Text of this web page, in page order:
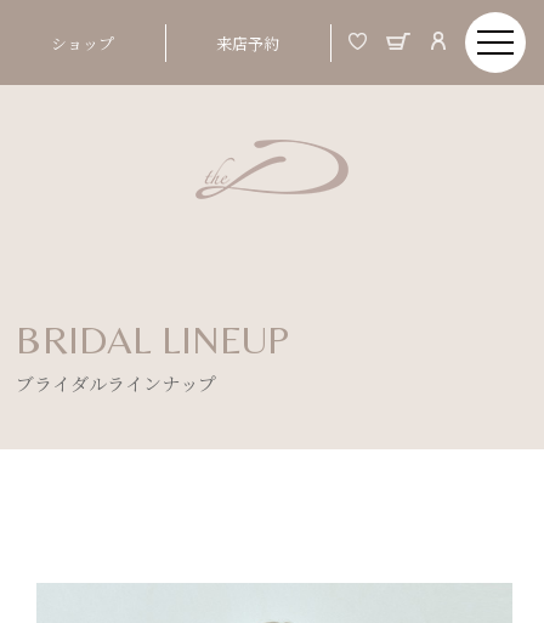
ショップ 来店予約
BRIDAL LINEUP
ブライダルラインナップ